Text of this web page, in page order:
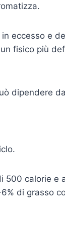
eccesso e
fisico più
dipendere
500 calorie e
di grasso